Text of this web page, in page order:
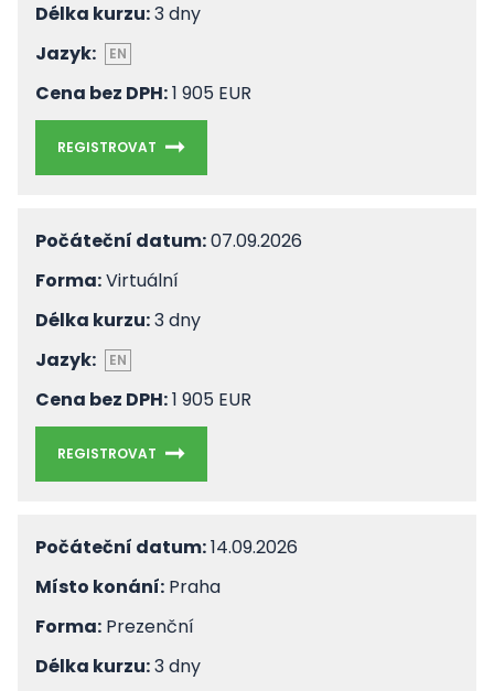
Délka kurzu:3 dny
Jazyk:
EN
Cena bez DPH:1 905 EUR
REGISTROVAT
Počáteční datum:07.09.2026
Forma:Virtuální
Délka kurzu:3 dny
Jazyk:
EN
Cena bez DPH:1 905 EUR
REGISTROVAT
Počáteční datum:14.09.2026
Místo konání: Praha
Forma: Prezenční
Délka kurzu:3 dny